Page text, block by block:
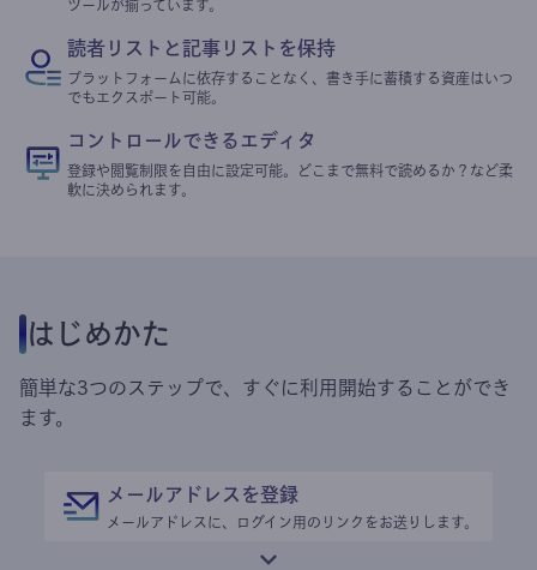
ツールが揃っています。
読者リストと記事リストを保持
プラットフォームに依存することなく、書き手に蓄積する資産はいつ
でもエクスポート可能。
コントロールできるエディタ
登録や閲覧制限を自由に設定可能。どこまで無料で読めるか？など柔
軟に決められます。
はじめかた
簡単な3つのステップで、すぐに利用開始することができ
ます。
メールアドレスを登録
メールアドレスに、ログイン用のリンクをお送りします。